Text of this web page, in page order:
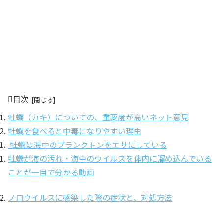
目次
牡蠣（カキ）についての、重要度が高いネット意見
牡蠣を食べると中毒になりやすい理由
牡蠣は海中のプランクトンをエサにしている
牡蠣が海の汚れ・海中のウイルスを体内に溜め込んでいる
ことが一目で分かる動画
ノロウイルスに感染した際の症状と、対処方法